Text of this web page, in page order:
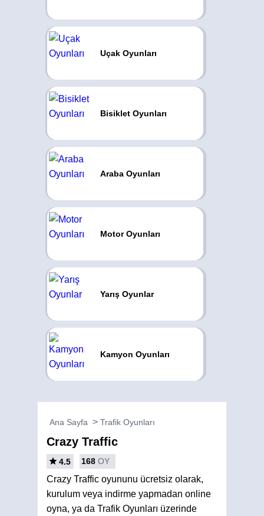
Uçak Oyunları
Bisiklet Oyunları
Araba Oyunları
Motor Oyunları
Yarış Oyunlar
Kamyon Oyunları
Ana Sayfa Trafik Oyunları
Crazy Traffic
4.5 168 OY
Crazy Traffic oyununu ücretsiz olarak,
kurulum veya indirme yapmadan online
oyna, ya da Trafik Oyunları üzerinde